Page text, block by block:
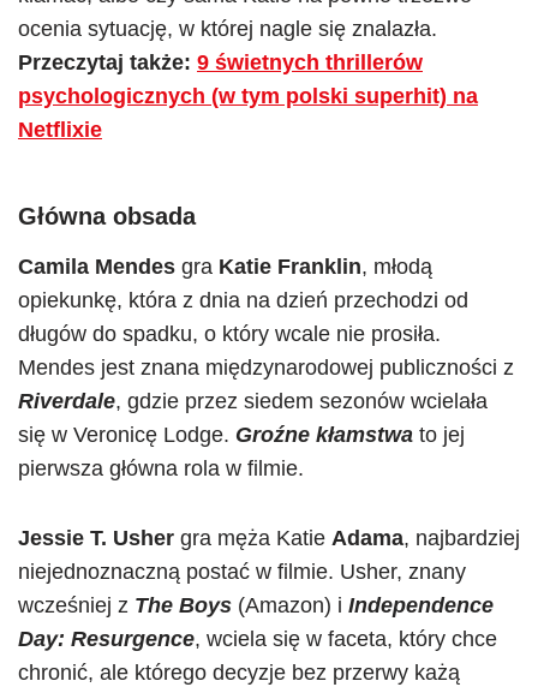
ocenia sytuację, w której nagle się znalazła.
Przeczytaj także: 9 świetnych thrillerów
psychologicznych (w tym polski superhit) na
Netflixie
Główna obsada
Camila Mendes gra Katie Franklin, młodą
opiekunkę, która z dnia na dzień przechodzi od
długów do spadku, o który wcale nie prosiła.
Mendes jest znana międzynarodowej publiczności z
Riverdale, gdzie przez siedem sezonów wcielała
się w Veronicę Lodge. Groźne kłamstwa to jej
pierwsza główna rola w filmie.
Jessie T. Usher gra męża Katie Adama, najbardziej
niejednoznaczną postać w filmie. Usher, znany
wcześniej z The Boys (Amazon) i Independence
Day: Resurgence, wciela się w faceta, który chce
chronić, ale którego decyzje bez przerwy każą